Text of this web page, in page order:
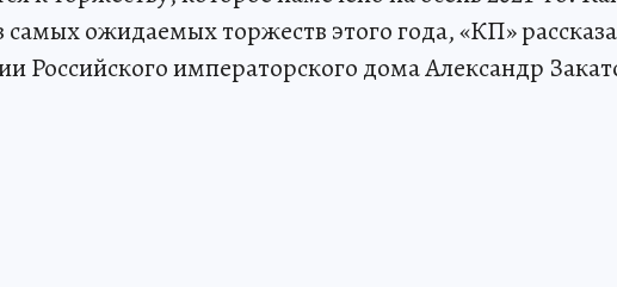
самых ожидаемых торжеств этого года, «КП»
Российского императорского дома Александр